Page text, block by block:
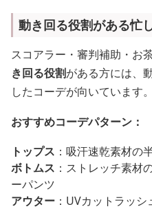
動き回る役割がある忙
スコアラー・審判補助・お
き回る役割がある方には、
したコーデが向いています。
おすすめコーデパターン：
トップス ：吸汗速乾素材の
ボトムス ：ストレッチ素材
ーパンツ
アウター ：UVカットラッ